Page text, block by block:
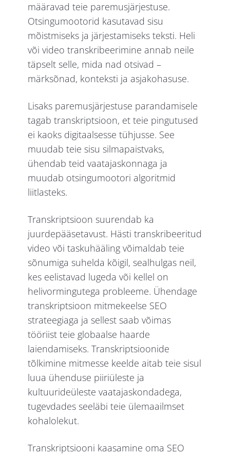
määravad teie paremusjärjestuse.
Otsingumootorid kasutavad sisu
mõistmiseks ja järjestamiseks teksti. Heli
või video transkribeerimine annab neile
täpselt selle, mida nad otsivad –
märksõnad, konteksti ja asjakohasuse.
Lisaks paremusjärjestuse parandamisele
tagab transkriptsioon, et teie pingutused
ei kaoks digitaalsesse tühjusse. See
muudab teie sisu silmapaistvaks,
ühendab teid vaatajaskonnaga ja
muudab otsingumootori algoritmid
liitlasteks.
Transkriptsioon suurendab ka
juurdepääsetavust. Hästi transkribeeritud
video või taskuhääling võimaldab teie
sõnumiga suhelda kõigil, sealhulgas neil,
kes eelistavad lugeda või kellel on
helivormingutega probleeme. Ühendage
transkriptsioon mitmekeelse SEO
strateegiaga ja sellest saab võimas
tööriist teie globaalse haarde
laiendamiseks. Transkriptsioonide
tõlkimine mitmesse keelde aitab teie sisul
luua ühenduse piiriüleste ja
kultuurideüleste vaatajaskondadega,
tugevdades seeläbi teie ülemaailmset
kohalolekut.
Transkriptsiooni kaasamine oma SEO